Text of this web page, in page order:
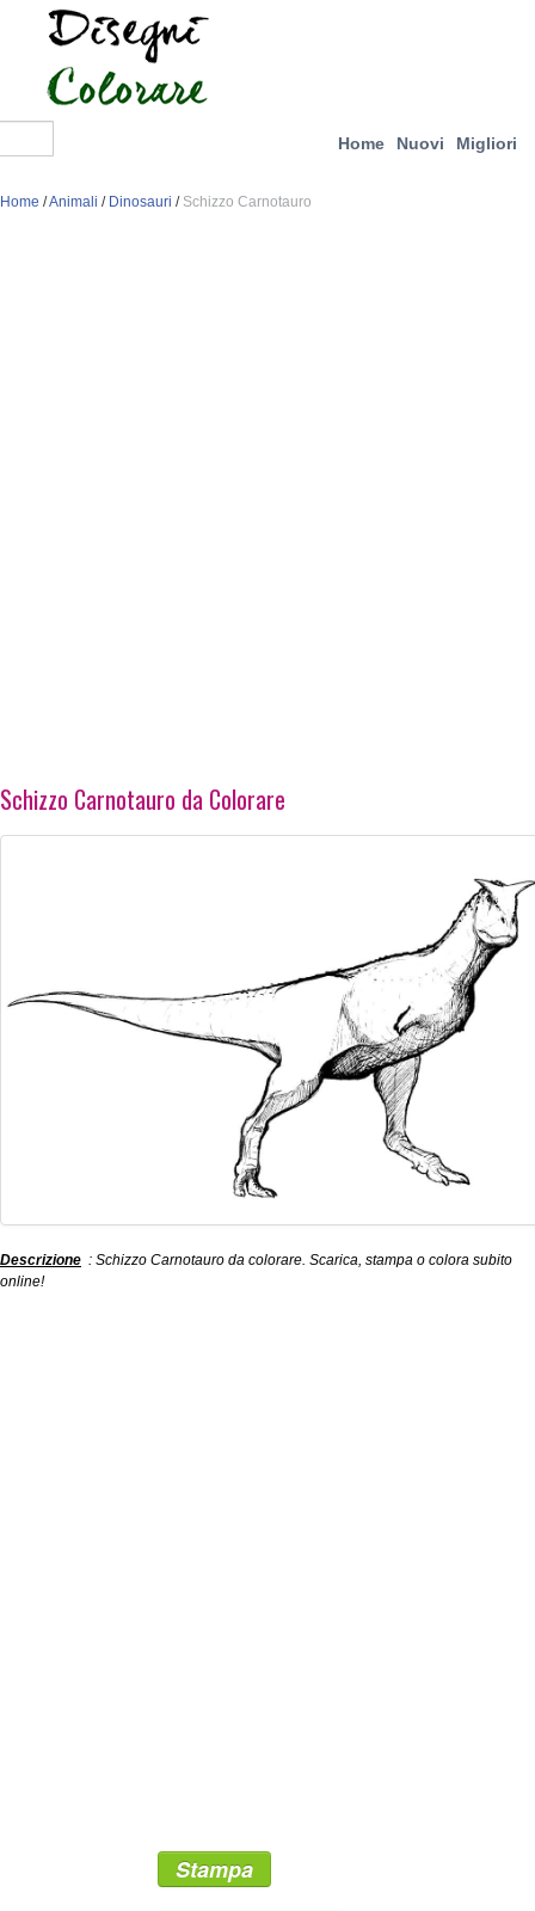
Home Nuovi Migliori
Home /Animali / Dinosauri / Schizzo Carnotauro
Schizzo Carnotauro da Colorare
Descrizione : Schizzo Carnotauro da colorare. Scarica, stampa o colora subito
online!
Stampa